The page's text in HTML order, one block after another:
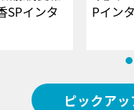
SPインタ
Pイ
ピックア